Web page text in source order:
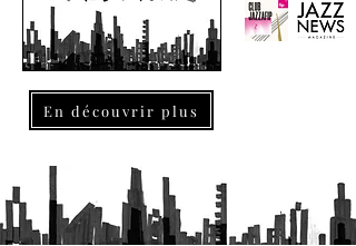
En découvrir plus